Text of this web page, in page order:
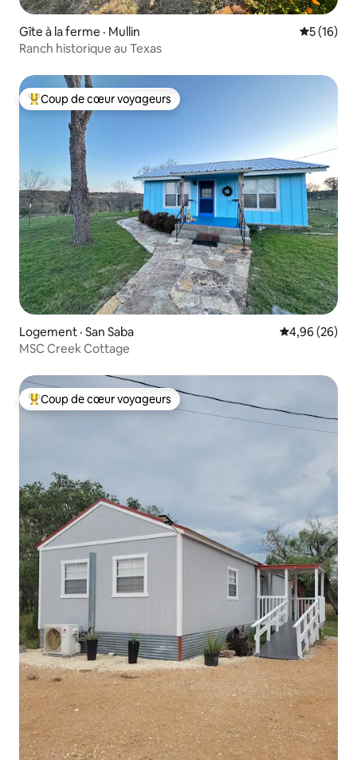
Gîte à la ferme · Mullin Note
5 (16)
Ranch historique au Texas
Coup de cœur voyageurs parmi les plus aimés
Coup de cœur voyageurs
Logement · San Saba Note
4,96 (26)
MSC Creek Cottage
Coup de cœur voyageurs parmi les plus aimés
Coup de cœur voyageurs